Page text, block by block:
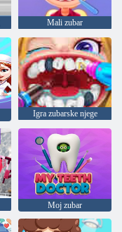
Mali zubar
Igra zubarske njege
Moj zubar